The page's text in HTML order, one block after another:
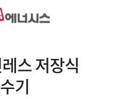
스 저장식
기